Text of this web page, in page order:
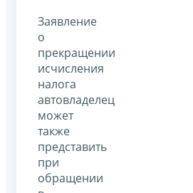
Заявление
о
прекращении
исчисления
налога
автовладелец
может
также
представить
при
обращении